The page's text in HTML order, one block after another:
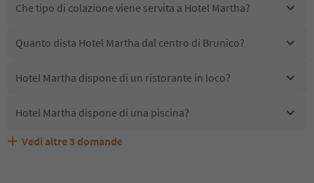
Che tipo di colazione viene servita a Hotel Martha?
Quanto dista Hotel Martha dal centro di Brunico?
Hotel Martha dispone di un ristorante in loco?
Hotel Martha dispone di una piscina?
Hotel Martha accetta animali domestici?
Quali servizi/attività sono disponibili presso Hotel
Gli ospiti di Hotel Martha ricevono l'Alto Adige Guest
Vedi altre 3 domande